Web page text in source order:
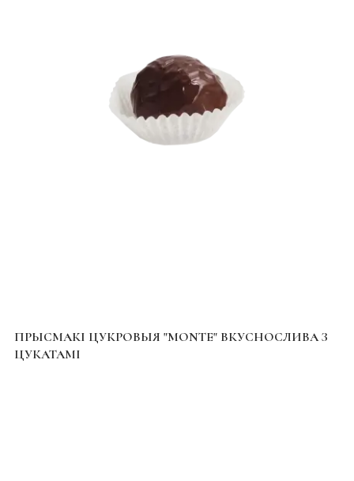
ПРЫСМАКІ ЦУКРОВЫЯ "MONTE" ВКУСНОСЛИВА З
ЦУКАТАМІ